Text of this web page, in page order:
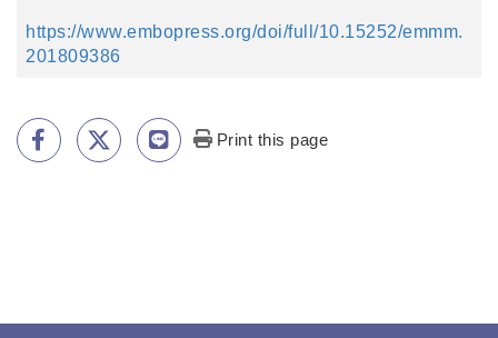
https://www.embopress.org/doi/full/10.15252/emmm.
201809386
Print this page